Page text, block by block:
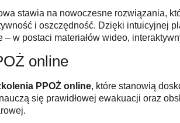
stawia na nowoczesne rozwiązania,
i oszczędność. Dzięki intuicyjnej
w postaci materiałów wideo,
online
PPOŻ online, które stanowią
się prawidłowej ewakuacji oraz